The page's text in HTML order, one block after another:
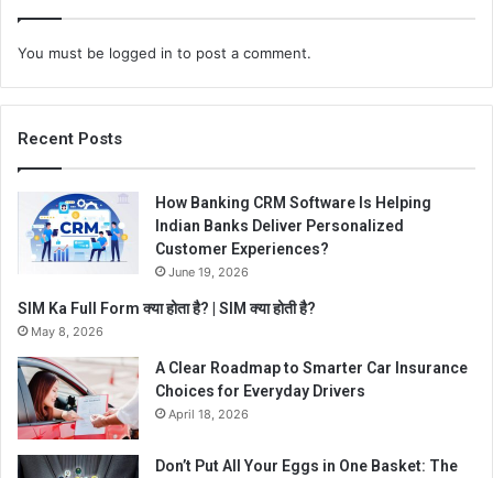
You must be logged in to post a comment.
Recent Posts
How Banking CRM Software Is Helping
Indian Banks Deliver Personalized
Customer Experiences?
June 19, 2026
SIM Ka Full Form क्या होता है? | SIM क्या होती है?
May 8, 2026
A Clear Roadmap to Smarter Car Insurance
Choices for Everyday Drivers
April 18, 2026
Don’t Put All Your Eggs in One Basket: The